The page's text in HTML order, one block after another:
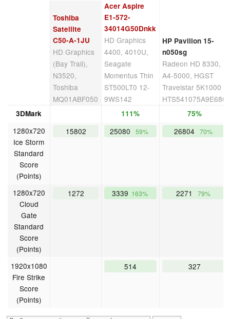
Toshiba
Satellite
C50-A-1JU
HD Graphics
(Bay Trail),
N3520,
Toshiba
MQ01ABF050
Acer Aspire
E1-572-
34014G50Dnkk
HD Graphics
4400, 4010U,
Seagate
Momentus Thin
ST500LT0 12-
9WS142
HP Pavilion 15-
n050sg
Radeon HD 8330,
A4-5000, HGST
Travelstar 5K1000
HTS541075A9E680
3DMark 111% 75%
1280x720
Ice Storm
Standard
Score
(Points)
15802 25080 59% 26804 70%
1280x720
Cloud
Gate
Standard
Score
(Points)
1272 3339 163% 2271 79%
1920x1080
Fire Strike
Score
(Points)
514 327